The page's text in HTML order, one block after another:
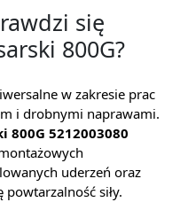
się
800G?
w zakresie prac
i drobnymi naprawami.
800G 5212003080
uderzeń oraz
siły.